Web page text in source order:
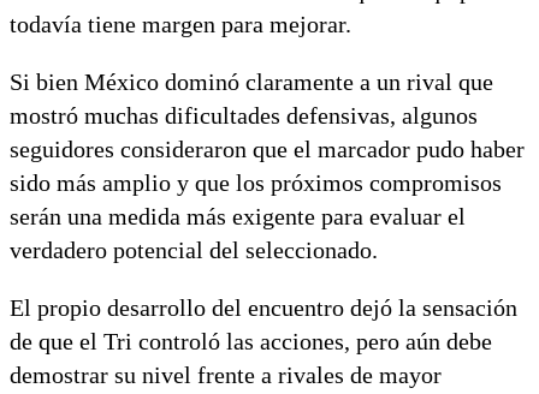
todavía tiene margen para mejorar.
Si bien México dominó claramente a un rival que
mostró muchas dificultades defensivas, algunos
seguidores consideraron que el marcador pudo haber
sido más amplio y que los próximos compromisos
serán una medida más exigente para evaluar el
verdadero potencial del seleccionado.
El propio desarrollo del encuentro dejó la sensación
de que el Tri controló las acciones, pero aún debe
demostrar su nivel frente a rivales de mayor